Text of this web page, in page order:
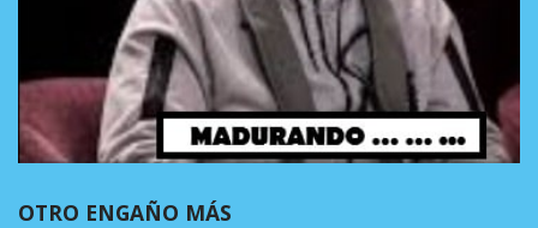
OTRO ENGAÑO MÁS